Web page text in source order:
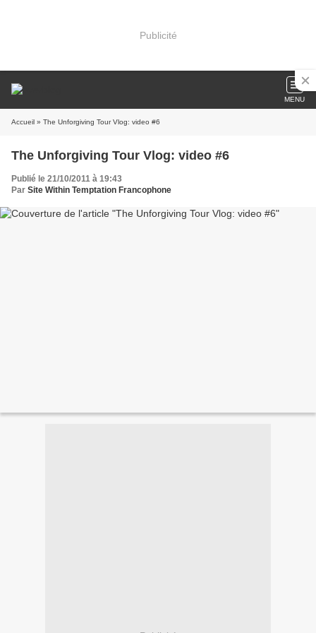
Publicité
MENU
Accueil » The Unforgiving Tour Vlog: video #6
The Unforgiving Tour Vlog: video #6
Publié le 21/10/2011 à 19:43
Par Site Within Temptation Francophone